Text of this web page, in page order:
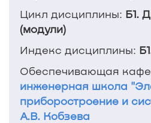
Цикл дисциплины: Б1.
(модули)
Индекс дисциплины:
Обеспечивающая
инженерная школа
приборостроение и
А.В. Кобзева